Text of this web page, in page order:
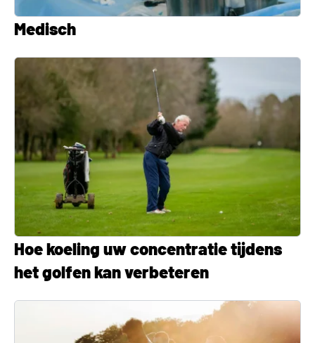
Medisch
Hoe koeling uw concentratie tijdens
het golfen kan verbeteren